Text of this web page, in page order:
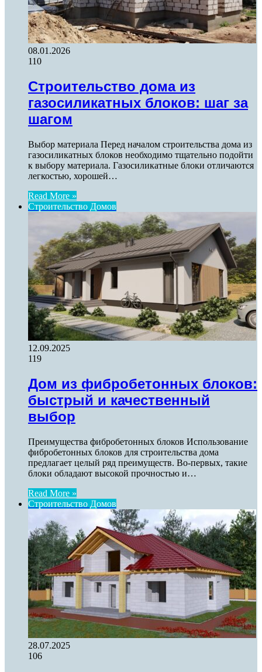
08.01.2026
110
Строительство дома из
газосиликатных блоков: шаг за
шагом
Выбор материала Перед началом строительства дома из
газосиликатных блоков необходимо тщательно подойти
к выбору материала. Газосиликатные блоки отличаются
легкостью, хорошей…
Read More »
Строительство Домов
12.09.2025
119
Дом из фибробетонных блоков:
быстрый и качественный
выбор
Преимущества фибробетонных блоков Использование
фибробетонных блоков для строительства дома
предлагает целый ряд преимуществ. Во-первых, такие
блоки обладают высокой прочностью и…
Read More »
Строительство Домов
28.07.2025
106